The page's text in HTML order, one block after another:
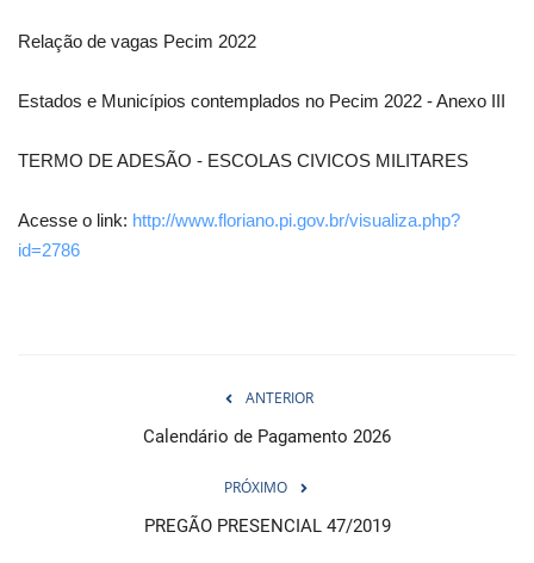
Relação de vagas Pecim 2022
Estados e Municípios contemplados no Pecim 2022 - Anexo III
TERMO DE ADESÃO - ESCOLAS CIVICOS MILITARES
Acesse o link: http://www.floriano.pi.gov.br/visualiza.php?
id=2786
ANTERIOR
Calendário de Pagamento 2026
PRÓXIMO
PREGÃO PRESENCIAL 47/2019